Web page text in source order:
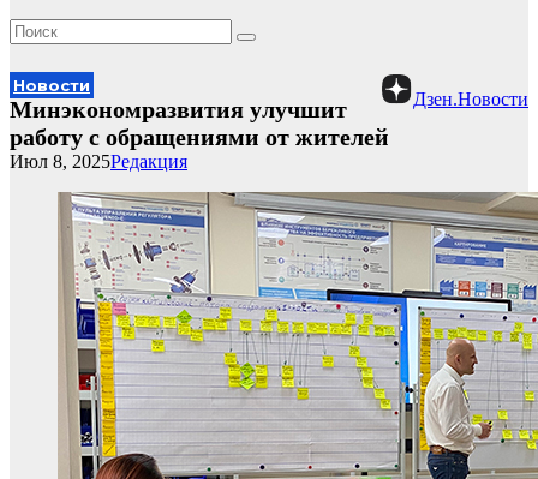
Дзен.Новости
Новости
Минэкономразвития улучшит
работу с обращениями от жителей
Редакция
Июл 8, 2025